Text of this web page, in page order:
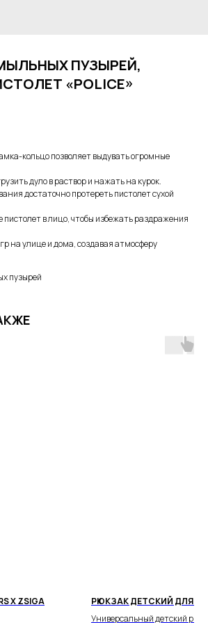
ПУЗЫРЕЙ,
«POLICE»
кольцо позволяет выдувать огромные
дуло в раствор и нажать на курок.
достаточно протереть пистолет сухой
пистолет в лицо, чтобы избежать раздражения
на улице и дома, создавая атмосферу
пузырей
X ZSIGA
РЮКЗАК ДЕТСКИЙ ДЛЯ
Универсальный детский